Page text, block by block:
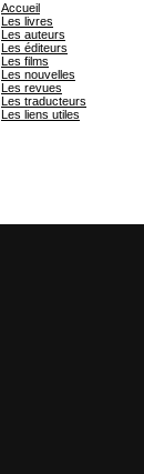
Accueil
Les livres
Les auteurs
Les éditeurs
Les films
Les nouvelles
Les revues
Les traducteurs
Les liens utiles